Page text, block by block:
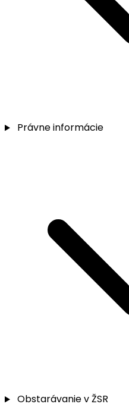
Právne informácie
Obstarávanie v ŽSR